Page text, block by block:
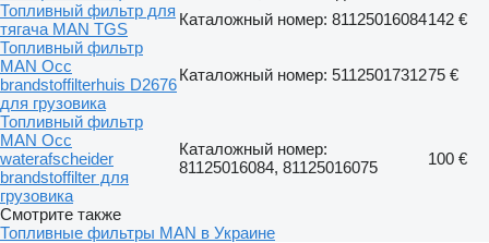
Топливный фильтр для
тягача MAN TGS
Каталожный номер: 81125016084142 €
Топливный фильтр
MAN Occ
brandstoffilterhuis D2676
для грузовика
Каталожный номер: 5112501731275 €
Топливный фильтр
MAN Occ
waterafscheider
brandstoffilter для
грузовика
Каталожный номер:
81125016084, 81125016075
100 €
Смотрите также
Топливные фильтры MAN в Украине